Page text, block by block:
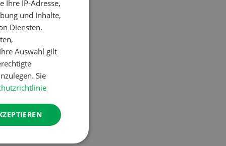
8400,
wird aber
FRENCH
Ihre IP-Adresse,
und Inhalte,
Diensten.
Auswahl gilt
Sie